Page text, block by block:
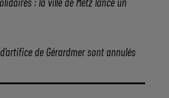
de Gérardmer sont annulés